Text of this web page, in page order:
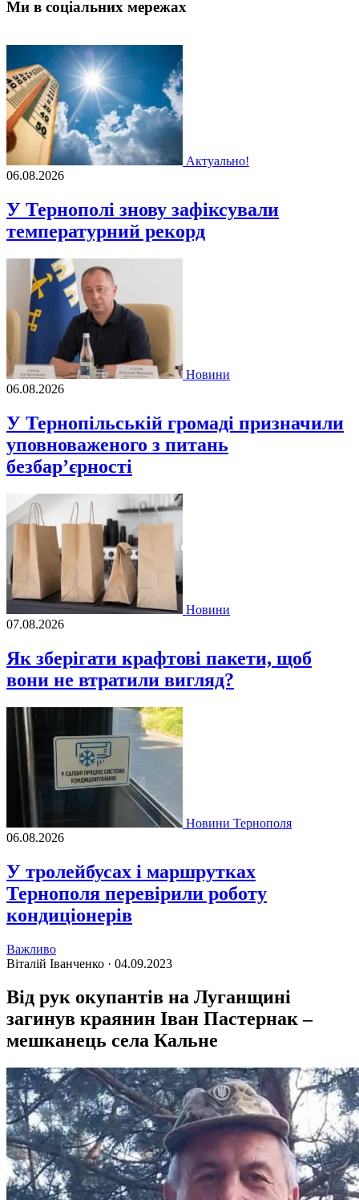
Ми в соціальних мережах
Актуально!
06.08.2026
У Тернополі знову зафіксували
температурний рекорд
Новини
06.08.2026
У Тернопільській громаді призначили
уповноваженого з питань
безбар’єрності
Новини
07.08.2026
Як зберігати крафтові пакети, щоб
вони не втратили вигляд?
Новини Тернополя
06.08.2026
У тролейбусах і маршрутках
Тернополя перевірили роботу
кондиціонерів
Важливо
Віталій Іванченко · 04.09.2023
Від рук окупантів на Луганщині
загинув краянин Іван Пастернак –
мешканець села Кальне